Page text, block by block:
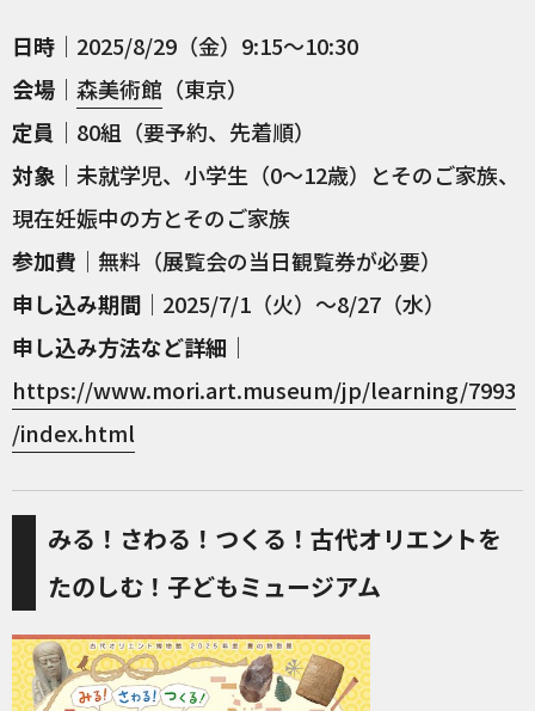
日時 ｜2025/8/29（金）9:15～10:30
会場 ｜ 森美術館 （東京）
定員 ｜80組（要予約、先着順）
対象 ｜未就学児、小学生（0～12歳）とそのご家族、
現在妊娠中の方とそのご家族
参加費 ｜無料（展覧会の当日観覧券が必要）
申し込み期間 ｜2025/7/1（火）～8/27（水）
申し込み方法など詳細 ｜
https://www.mori.art.museum/jp/learning/7993
/index.html
みる！さわる！つくる！古代オリエントを
たのしむ！子どもミュージアム